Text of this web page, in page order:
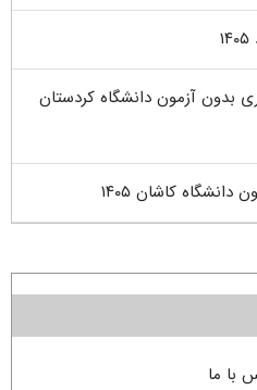
بدون آزمون دانشگاه کردستان
کاشان ۱۴۰۵
با ما